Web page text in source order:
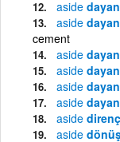
aside
aside
cement
aside
aside
aside
aside
aside
aside